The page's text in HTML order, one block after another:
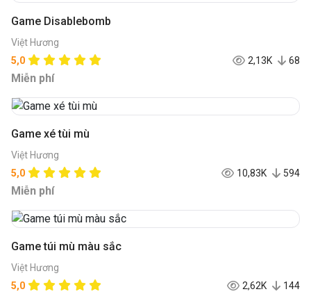
Game Disablebomb
Việt Hương
5,0
2,13K 68
Miễn phí
Game xé tùi mù
Việt Hương
5,0
10,83K 594
Miễn phí
Game túi mù màu sắc
Việt Hương
5,0
2,62K 144